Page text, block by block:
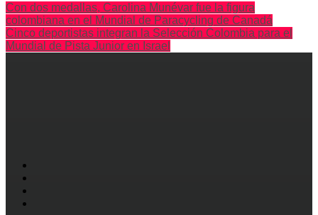
Con dos medallas, Carolina Munévar fue la figura
colombiana en el Mundial de Paracycling de Canadá
Cinco deportistas integran la Selección Colombia para el
Mundial de Pista Junior en Israel